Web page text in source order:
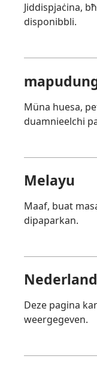
Jiddispjaċina,
disponibbli.
Müna huesa,
duamnieelchi
Melayu
Maaf, buat
dipaparkan.
Deze pagina
weergegeven.